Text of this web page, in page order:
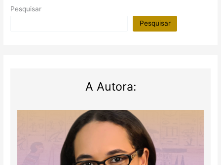
em
Pesquisar
Pesquisar
A Autora: